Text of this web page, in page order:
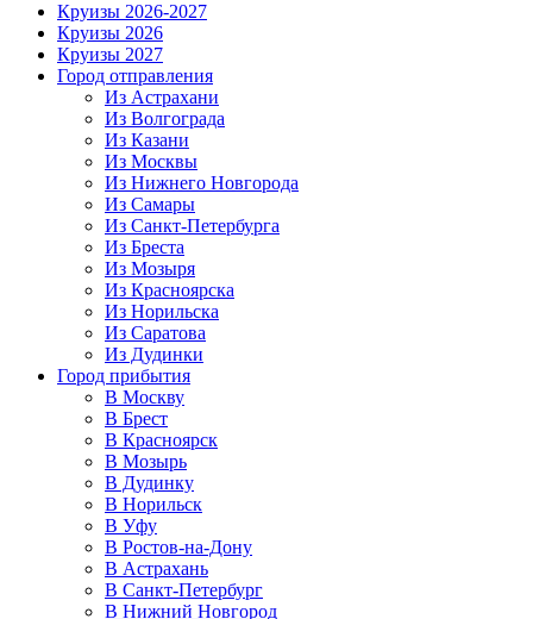
Круизы 2026-2027
Круизы 2026
Круизы 2027
Город отправления
Из Астрахани
Из Волгограда
Из Казани
Из Москвы
Из Нижнего Новгорода
Из Самары
Из Санкт-Петербурга
Из Бреста
Из Мозыря
Из Красноярска
Из Норильска
Из Саратова
Из Дудинки
Город прибытия
В Москву
В Брест
В Красноярск
В Мозырь
В Дудинку
В Норильск
В Уфу
В Ростов-на-Дону
В Астрахань
В Санкт-Петербург
В Нижний Новгород